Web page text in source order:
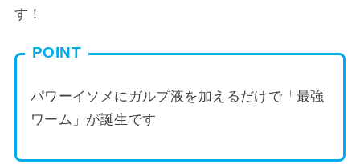
す！
POINT
パワーイソメにガルプ液を加えるだけで「最強
ワーム」が誕生です